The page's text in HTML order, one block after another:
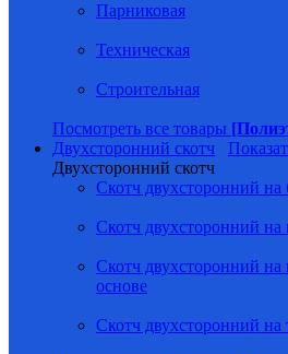
Парниковая
Техническая
Строительная
Посмотреть все товары
Двухсторонний скотч
Двухсторонний скотч
Скотч двухсторонний
Скотч двухсторонний на
Скотч двухсторонний
основе
Скотч двухсторонний на